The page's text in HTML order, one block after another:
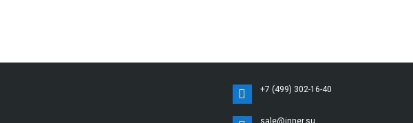
+7 (499) 302-16-40
sale@inner.su